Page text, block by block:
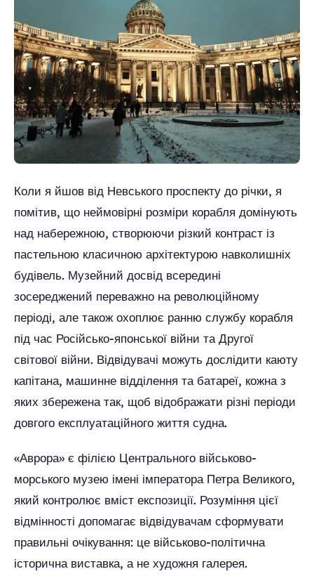
Коли я йшов від Невського проспекту до річки, я
помітив, що неймовірні розміри корабля домінують
над набережною, створюючи різкий контраст із
пастельною класичною архітектурою навколишніх
будівель. Музейний досвід всередині
зосереджений переважно на революційному
періоді, але також охоплює ранню службу корабля
під час Російсько-японської війни та Другої
світової війни. Відвідувачі можуть дослідити каюту
капітана, машинне відділення та батареї, кожна з
яких збережена так, щоб відображати різні періоди
довгого експлуатаційного життя судна.
«Аврора» є філією Центрального військово-
морського музею імені імператора Петра Великого,
який контролює вміст експозиції. Розуміння цієї
відмінності допомагає відвідувачам сформувати
правильні очікування: це військово-політична
історична виставка, а не художня галерея.